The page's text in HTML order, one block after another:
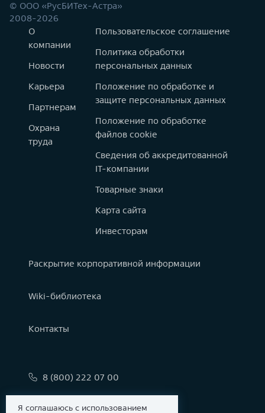
© ООО «РусБИТех-Астра»
2008-2026
О
компании
Новости
Карьера
Партнерам
Охрана
труда
Пользовательское соглашение
Политика обработки
персональных данных
Положение по обработке и
защите персональных данных
Положение по обработке
файлов cookie
Сведения об аккредитованной
IT-компании
Товарные знаки
Карта сайта
Инвесторам
Раскрытие корпоративной информации
Wiki-библиотека
Контакты
8 (800) 222 07 00
Я соглашаюсь с использованием